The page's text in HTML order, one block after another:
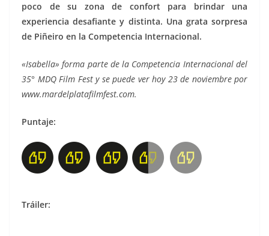
poco de su zona de confort para brindar una
experiencia desafiante y distinta. Una grata sorpresa
de Piñeiro en la Competencia Internacional.
«Isabella» forma parte de la Competencia Internacional del
35° MDQ Film Fest y se puede ver hoy 23 de noviembre por
www.mardelplatafilmfest.com.
Puntaje:
Tráiler: